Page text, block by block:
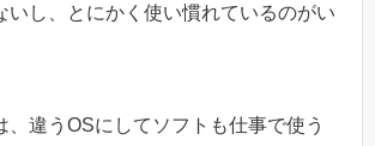
いし、とにかく使い慣れているのがい
、違うOSにしてソフトも仕事で使う